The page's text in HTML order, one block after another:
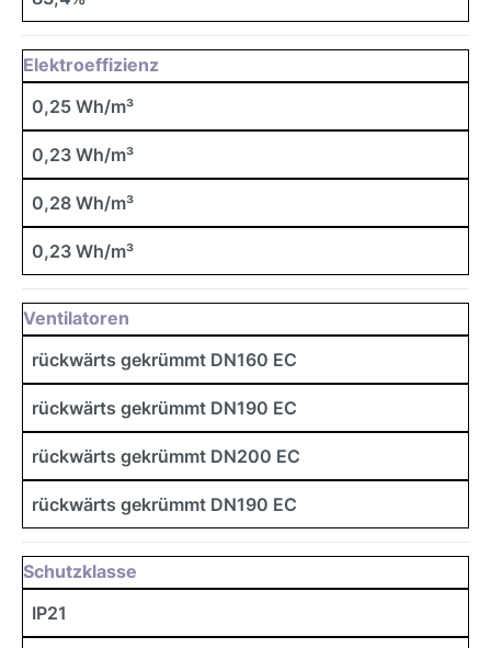
Elektroeffizienz
0,25 Wh/m³
0,23 Wh/m³
0,28 Wh/m³
0,23 Wh/m³
Ventilatoren
rückwärts gekrümmt DN160 EC
rückwärts gekrümmt DN190 EC
rückwärts gekrümmt DN200 EC
rückwärts gekrümmt DN190 EC
Schutzklasse
IP21